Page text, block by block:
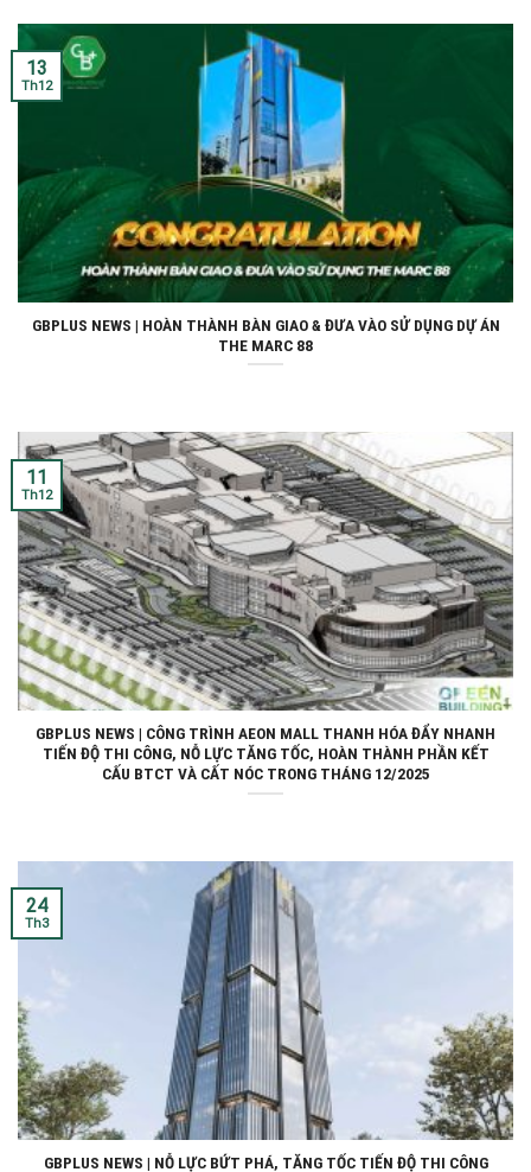
GBPLUS NEWS | HOÀN THÀNH BÀN GIAO & ĐƯA VÀO SỬ DỤNG DỰ ÁN
THE MARC 88
13
Th12
GBPLUS NEWS | CÔNG TRÌNH AEON MALL THANH HÓA ĐẨY NHANH
TIẾN ĐỘ THI CÔNG, NỖ LỰC TĂNG TỐC, HOÀN THÀNH PHẦN KẾT
CẤU BTCT VÀ CẤT NÓC TRONG THÁNG 12/2025
11
Th12
GBPLUS NEWS | NỖ LỰC BỨT PHÁ, TĂNG TỐC TIẾN ĐỘ THI CÔNG
24
Th3